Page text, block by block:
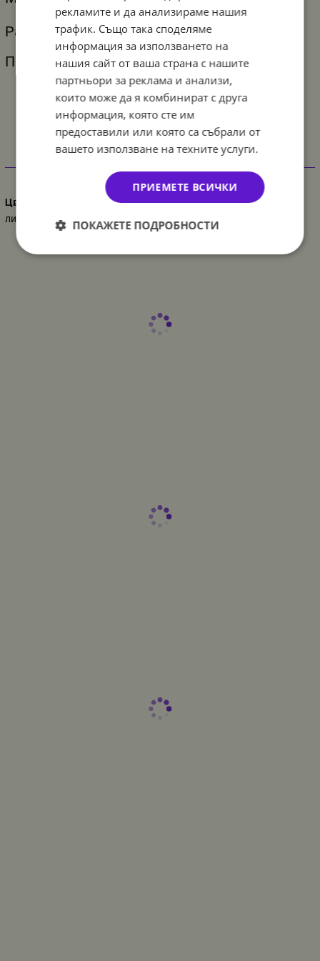
Размер ненадут - 44 см
Пакетиран
Цвят
лилав
рекламите и да анализираме нашия
трафик. Също така споделяме
информация за използването на
нашия сайт от ваша страна с нашите
партньори за реклама и анализи,
които може да я комбинират с друга
информация, която сте им
предоставили или която са събрали от
вашето използване на техните услуги.
ПРИЕМЕТЕ ВСИЧКИ
ПОКАЖЕТЕ ПОДРОБНОСТИ